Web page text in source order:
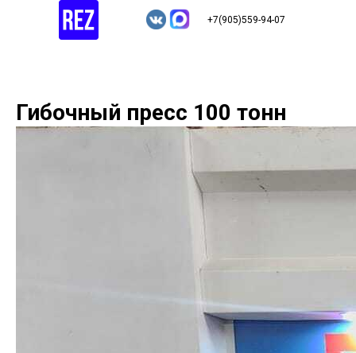
+7(905)559-94-07
Гибочный пресс 100 тонн